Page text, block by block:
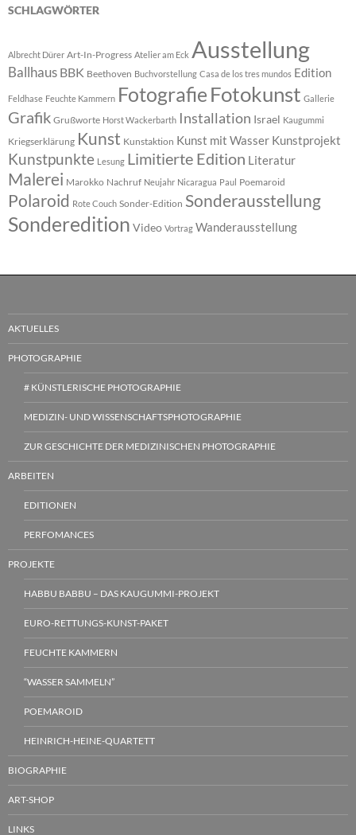
SCHLAGWÖRTER
Albrecht Dürer Art-In-Progress Atelier am Eck Ausstellung
Ballhaus BBK Beethoven Buchvorstellung Casa de los tres mundos Edition
Feldhase Feuchte Kammern Fotografie Fotokunst Gallerie
Grafik Grußworte Horst Wackerbarth Installation Israel Kaugummi
Kriegserklärung Kunst Kunstaktion Kunst mit Wasser Kunstprojekt
Kunstpunkte Lesung Limitierte Edition Literatur
Malerei Marokko Nachruf Neujahr Nicaragua Paul Poemaroid
Polaroid Rote Couch Sonder-Edition Sonderausstellung
Sonderedition Video Vortrag Wanderausstellung
AKTUELLES
PHOTOGRAPHIE
# KÜNSTLERISCHE PHOTOGRAPHIE
MEDIZIN- UND WISSENSCHAFTSPHOTOGRAPHIE
ZUR GESCHICHTE DER MEDIZINISCHEN PHOTOGRAPHIE
ARBEITEN
EDITIONEN
PERFOMANCES
PROJEKTE
HABBU BABBU – DAS KAUGUMMI-PROJEKT
EURO-RETTUNGS-KUNST-PAKET
FEUCHTE KAMMERN
“WASSER SAMMELN”
POEMAROID
HEINRICH-HEINE-QUARTETT
BIOGRAPHIE
ART-SHOP
LINKS